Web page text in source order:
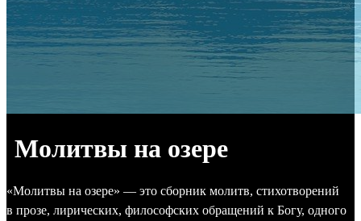
Молитвы на озере
«Молитвы на озере» — это сборник молитв, стихотворений
в прозе, лирических, философских обращений к Богу, одного